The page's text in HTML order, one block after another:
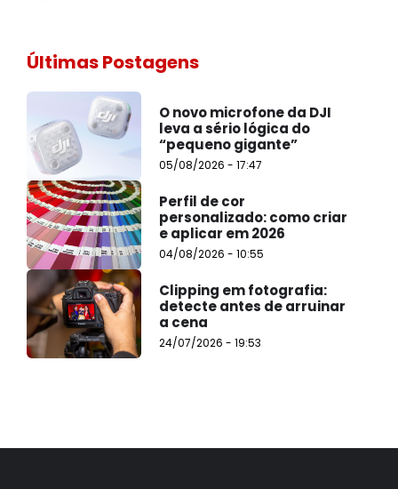
Últimas Postagens
O novo microfone da DJI
leva a sério lógica do
“pequeno gigante”
05/08/2026 - 17:47
Perfil de cor
personalizado: como criar
e aplicar em 2026
04/08/2026 - 10:55
Clipping em fotografia:
detecte antes de arruinar
a cena
24/07/2026 - 19:53